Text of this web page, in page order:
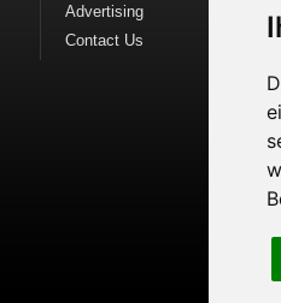
Advertising
Contact Us